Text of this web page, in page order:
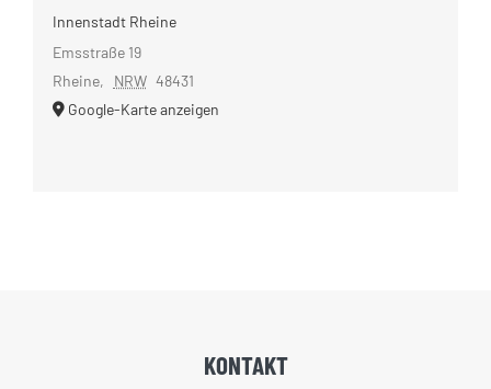
Innenstadt Rheine
Emsstraße 19
Rheine, NRW 48431
Google-Karte anzeigen
KONTAKT